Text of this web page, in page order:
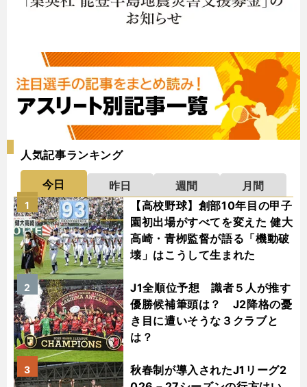
人気記事ランキング
今日 昨日 週間
月間
【高校野球】創部10年目の甲子
園初出場がすべてを変えた 健大
高崎・青栁監督が語る「機動破
壊」はこうして生まれた
1
J1全順位予想 識者５人が推す
優勝候補筆頭は？ J2降格の憂
き目に遭いそうな３クラブと
は？
2
秋春制が導入されたJ1リーグ2
3